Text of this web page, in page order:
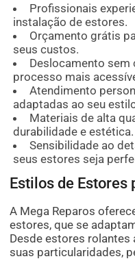
Profissionais
instalação de estores.
Orçamento grátis
seus custos.
Deslocamento sem
processo mais
Atendimento
adaptadas ao seu
Materiais de alta
durabilidade e estética.
Sensibilidade ao
seus estores seja
Estilos de Estores
A Mega Reparos
estores, que se
Desde estores rolantes
suas particularidades,